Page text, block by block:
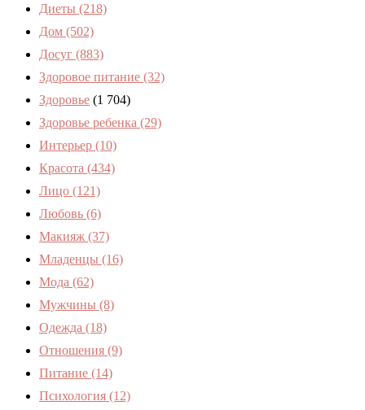
Диеты (218)
Дом (502)
Досуг (883)
Здоровое питание (32)
Здоровье (1 704)
Здоровье ребенка (29)
Интерьер (10)
Красота (434)
Лицо (121)
Любовь (6)
Макияж (37)
Младенцы (16)
Мода (62)
Мужчины (8)
Одежда (18)
Отношения (9)
Питание (14)
Психология (12)